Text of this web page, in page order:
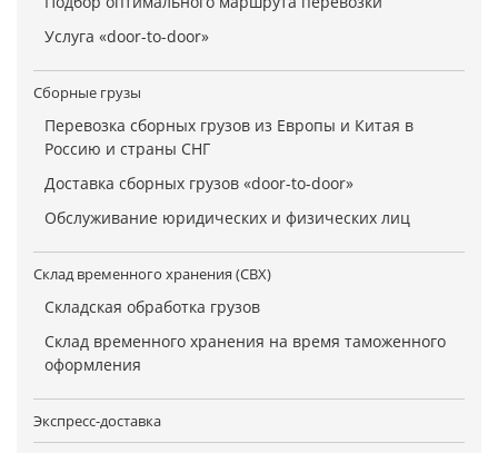
Услуга «door-to-door»
Сборные грузы
Перевозка сборных грузов из Европы и Китая в
Россию и страны СНГ
Доставка сборных грузов «door-to-door»
Обслуживание юридических и физических лиц
Склад временного хранения (СВХ)
Складская обработка грузов
Склад временного хранения на время таможенного
оформления
Экспресс-доставка